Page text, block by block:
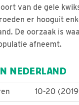
van de gele
er hooguit
De oorzaak is
afneemt.
NEDERLAND
10-20